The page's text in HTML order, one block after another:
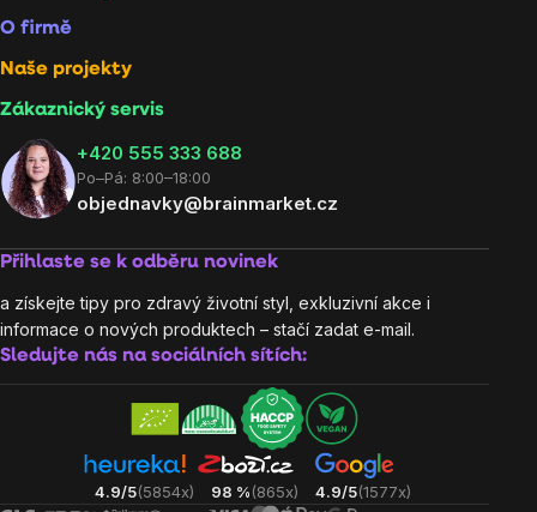
O firmě
Naše projekty
Zákaznický servis
‭+420 555 333 688
Po–Pá: 8:00–18:00
objednavky@brainmarket.cz
Přihlaste se k odběru novinek
a získejte tipy pro zdravý životní styl, exkluzivní akce i
informace o nových produktech – stačí zadat e-mail.
Sledujte nás na sociálních sítích:
4.9/5(5854x) 98 %(865x) 4.9/5(1577x)